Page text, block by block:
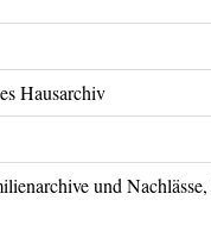
Hausarchiv
und